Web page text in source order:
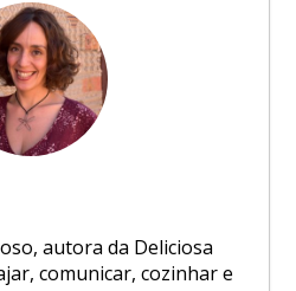
autora da Deliciosa
comunicar, cozinhar e